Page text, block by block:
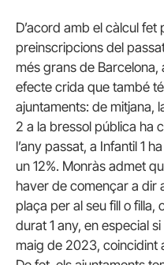
D’acord amb el càlcul
preinscripcions del
més grans de
efecte crida que també
ajuntaments: de mitjana,
2 a la bressol pública ha
l’any passat, a Infantil 1
un 12%. Monràs admet
haver de començar a dir
plaça per al seu fill o filla,
durat 1 any, en especial
maig de 2023, coincidint